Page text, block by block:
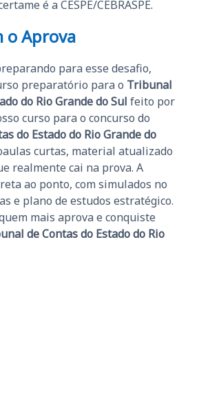
é a CESPE/CEBRASPE.
o Aprova
para esse desafio,
preparatório para o Tribunal
do Rio Grande do Sul feito por
curso para o concurso do
do Estado do Rio Grande do
curtas, material atualizado
realmente cai na prova. A
ao ponto, com simulados no
e plano de estudos estratégico.
mais aprova e conquiste
de Contas do Estado do Rio